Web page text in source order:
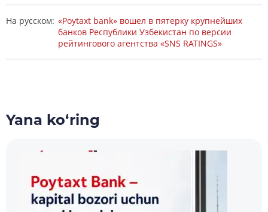
На русском: «Poytaxt bank» вошел в пятерку крупнейших
банков Республики Узбекистан по версии
рейтингового агентства «SNS RATINGS»
Yana ko‘ring